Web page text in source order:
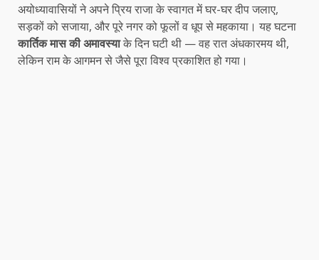
अयोध्यावासियों ने अपने प्रिय राजा के स्वागत में घर-घर दीप जलाए,
सड़कों को सजाया, और पूरे नगर को फूलों व धूप से महकाया। यह घटना
कार्तिक मास की अमावस्याके दिन घटी थी — वह रात अंधकारमय थी,
लेकिन राम के आगमन से जैसे पूरा विश्व प्रकाशित हो गया।